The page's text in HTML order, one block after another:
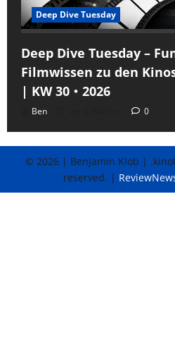
Deep Dive Tuesday
Deep Dive Tuesday –
Filmwissen zu den
| KW 30・2026
Ben 0
© 2026 | Benjamin Klob |
reserved. |